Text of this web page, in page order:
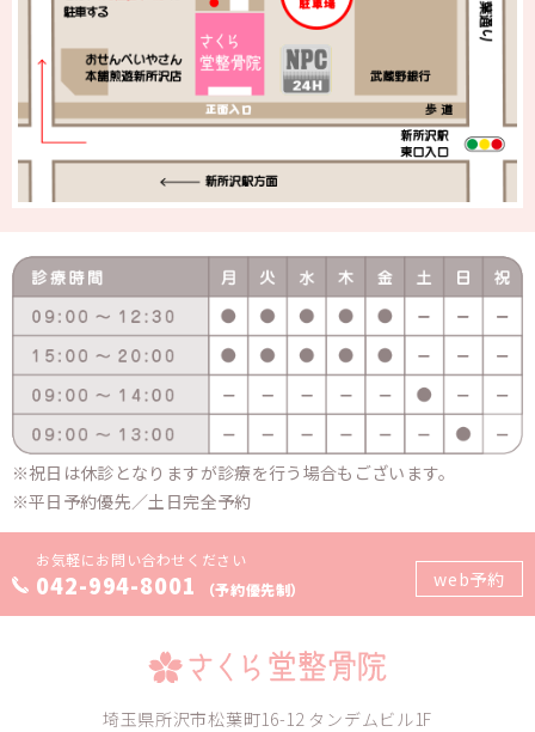
祝日は休診となりますが診療を行う場合もございます。
平日予約優先／土日完全予約
お気軽にお問い合わせください
042-994-8001 （予約優先制） web予約
埼玉県所沢市松葉町16-12 タンデムビル1F